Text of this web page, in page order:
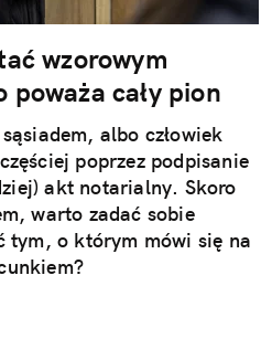
wzorowym
poważa cały pion
albo człowiek
poprzez podpisanie
akt notarialny. Skoro
warto zadać sobie
tym, o którym mówi się na